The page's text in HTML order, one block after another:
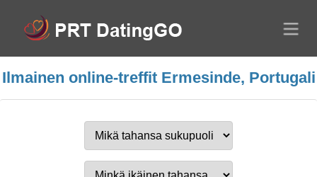
Ilmainen online-treffit Ermesinde, Portugali